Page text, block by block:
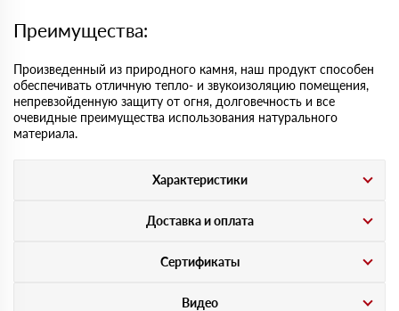
Преимущества:
Произведенный из природного камня, наш продукт способен
обеспечивать отличную тепло- и звукоизоляцию помещения,
непревзойденную защиту от огня, долговечность и все
очевидные преимущества использования натурального
материала.
Характеристики
Доставка и оплата
Сертификаты
Видео